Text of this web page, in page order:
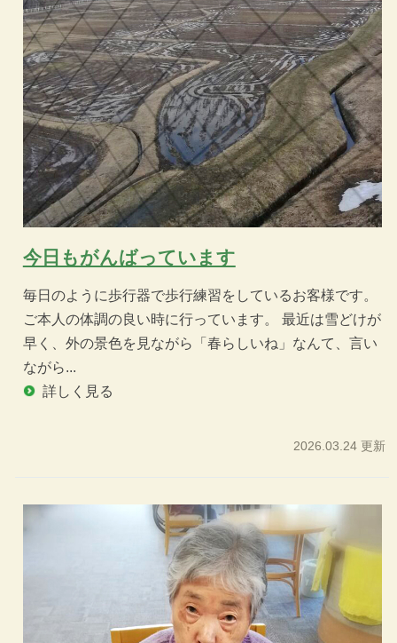
今日もがんばっています
毎日のように歩行器で歩行練習をしているお客様です。
ご本人の体調の良い時に行っています。 最近は雪どけが
早く、外の景色を見ながら「春らしいね」なんて、言い
ながら...
詳しく見る
2026.03.24 更新